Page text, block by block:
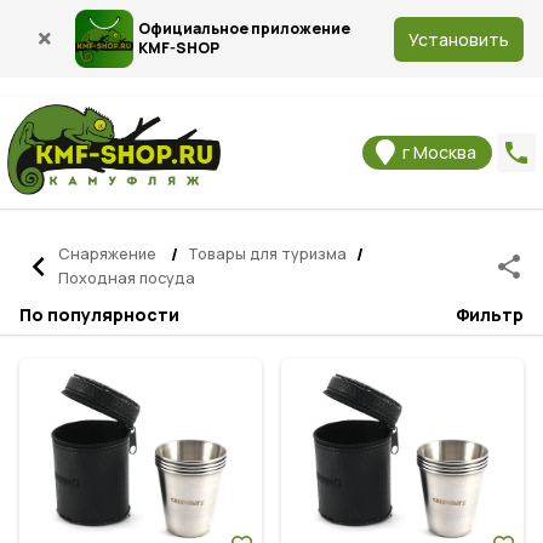
Официальное приложение
KMF-SHOP
Установить
г Москва phone
navigate_before Снаряжение / Товары для туризма /
Походная посуда share
По популярности Фильтр